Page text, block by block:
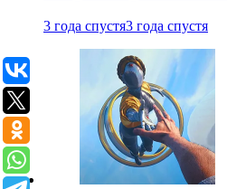
3 года спустя3 года спустя